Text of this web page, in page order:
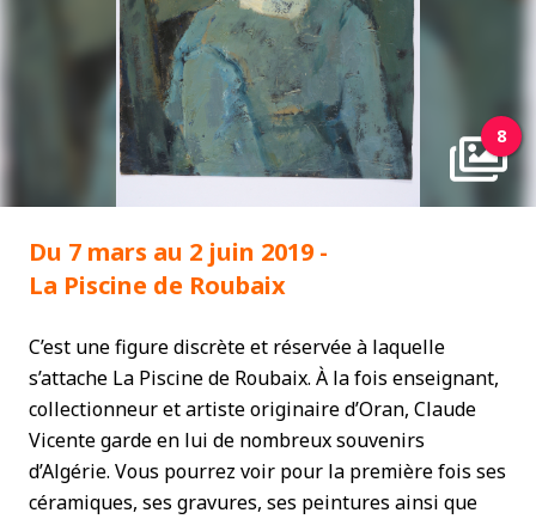
8
Du 7 mars au 2 juin 2019 -
La Piscine de Roubaix
C’est une figure discrète et réservée à laquelle
s’attache La Piscine de Roubaix. À la fois enseignant,
collectionneur et artiste originaire d’Oran, Claude
Vicente garde en lui de nombreux souvenirs
d’Algérie. Vous pourrez voir pour la première fois ses
céramiques, ses gravures, ses peintures ainsi que